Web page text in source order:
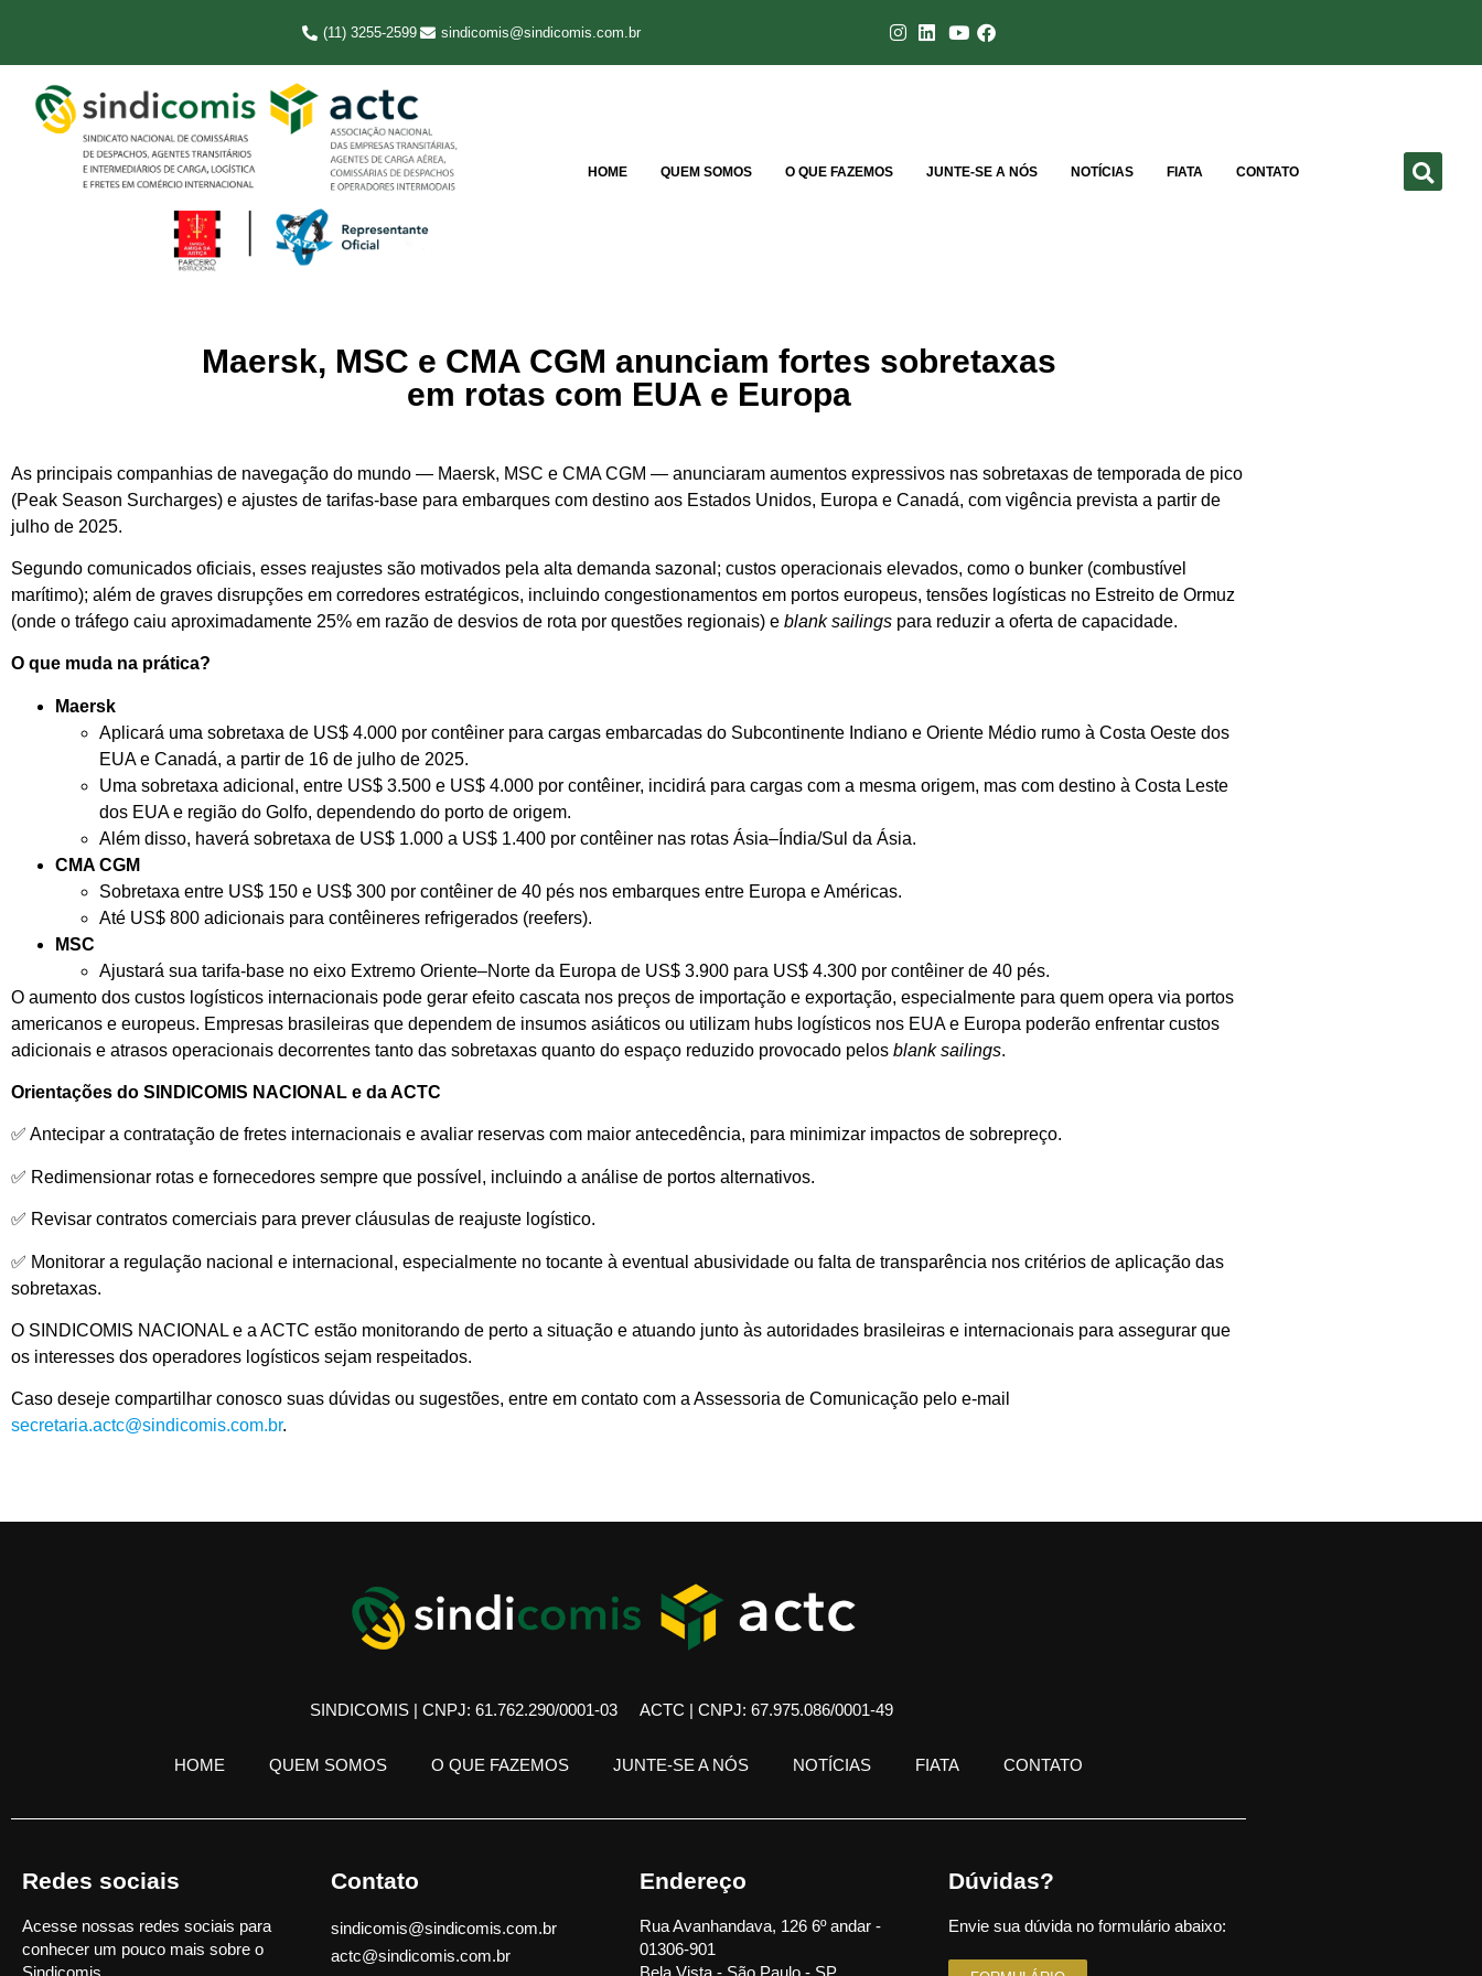
(11) 3255-2599 sindicomis@sindicomis.com.br
HOME QUEM SOMOS O QUE FAZEMOS JUNTE-SE A NÓS NOTÍCIAS FIATA CONTATO
Maersk, MSC e CMA CGM anunciam fortes sobretaxas
em rotas com EUA e Europa
As principais companhias de navegação do mundo — Maersk, MSC e CMA CGM — anunciaram aumentos expressivos nas sobretaxas de temporada de pico
(Peak Season Surcharges) e ajustes de tarifas-base para embarques com destino aos Estados Unidos, Europa e Canadá, com vigência prevista a partir de
julho de 2025.
Segundo comunicados oficiais, esses reajustes são motivados pela alta demanda sazonal; custos operacionais elevados, como o bunker (combustível
marítimo); além de graves disrupções em corredores estratégicos, incluindo congestionamentos em portos europeus, tensões logísticas no Estreito de Ormuz
(onde o tráfego caiu aproximadamente 25% em razão de desvios de rota por questões regionais) e blank sailings para reduzir a oferta de capacidade.
O que muda na prática?
Maersk
Aplicará uma sobretaxa de US$ 4.000 por contêiner para cargas embarcadas do Subcontinente Indiano e Oriente Médio rumo à Costa Oeste dos
EUA e Canadá, a partir de 16 de julho de 2025.
Uma sobretaxa adicional, entre US$ 3.500 e US$ 4.000 por contêiner, incidirá para cargas com a mesma origem, mas com destino à Costa Leste
dos EUA e região do Golfo, dependendo do porto de origem.
Além disso, haverá sobretaxa de US$ 1.000 a US$ 1.400 por contêiner nas rotas Ásia–Índia/Sul da Ásia.
CMA CGM
Sobretaxa entre US$ 150 e US$ 300 por contêiner de 40 pés nos embarques entre Europa e Américas.
Até US$ 800 adicionais para contêineres refrigerados (reefers).
MSC
Ajustará sua tarifa-base no eixo Extremo Oriente–Norte da Europa de US$ 3.900 para US$ 4.300 por contêiner de 40 pés.
O aumento dos custos logísticos internacionais pode gerar efeito cascata nos preços de importação e exportação, especialmente para quem opera via portos
americanos e europeus. Empresas brasileiras que dependem de insumos asiáticos ou utilizam hubs logísticos nos EUA e Europa poderão enfrentar custos
adicionais e atrasos operacionais decorrentes tanto das sobretaxas quanto do espaço reduzido provocado pelos blank sailings.
Orientações do SINDICOMIS NACIONAL e da ACTC
✅ Antecipar a contratação de fretes internacionais e avaliar reservas com maior antecedência, para minimizar impactos de sobrepreço.
✅ Redimensionar rotas e fornecedores sempre que possível, incluindo a análise de portos alternativos.
✅ Revisar contratos comerciais para prever cláusulas de reajuste logístico.
✅ Monitorar a regulação nacional e internacional, especialmente no tocante à eventual abusividade ou falta de transparência nos critérios de aplicação das
sobretaxas.
O SINDICOMIS NACIONAL e a ACTC estão monitorando de perto a situação e atuando junto às autoridades brasileiras e internacionais para assegurar que
os interesses dos operadores logísticos sejam respeitados.
Caso deseje compartilhar conosco suas dúvidas ou sugestões, entre em contato com a Assessoria de Comunicação pelo e-mail
secretaria.actc@sindicomis.com.br.
SINDICOMIS | CNPJ: 61.762.290/0001-03 ACTC | CNPJ: 67.975.086/0001-49
HOME QUEM SOMOS O QUE FAZEMOS JUNTE-SE A NÓS NOTÍCIAS FIATA CONTATO
Redes sociais
Acesse nossas redes sociais para
conhecer um pouco mais sobre o
Contato
sindicomis@sindicomis.com.br
actc@sindicomis.com.br
Endereço
Rua Avanhandava, 126 6º andar -
01306-901
Dúvidas?
Envie sua dúvida no formulário abaixo: